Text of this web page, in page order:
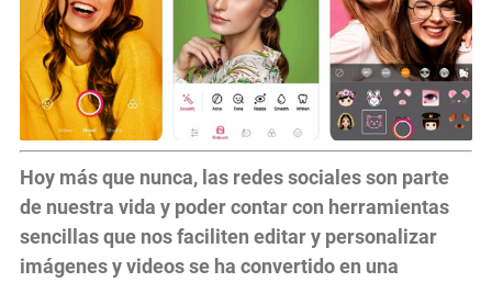
Hoy más que nunca, las redes sociales son parte
de nuestra vida y poder contar con herramientas
sencillas que nos faciliten editar y personalizar
imágenes y videos se ha convertido en una